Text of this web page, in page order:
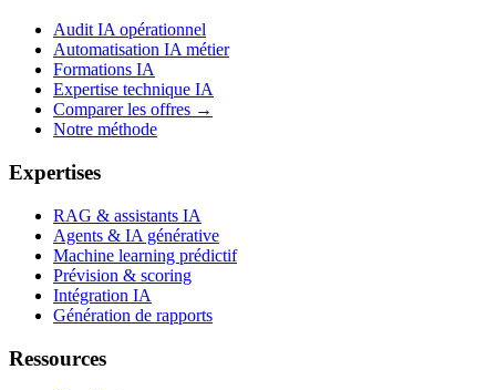
Audit IA opérationnel
Automatisation IA métier
Formations IA
Expertise technique IA
Comparer les offres →
Notre méthode
Expertises
RAG & assistants IA
Agents & IA générative
Machine learning prédictif
Prévision & scoring
Intégration IA
Génération de rapports
Ressources